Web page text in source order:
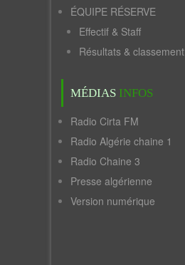
ÉQUIPE RÉSERVE
Effectif & Staff
Résultats & classement
MÉDIAS INFOS
Radio Cirta FM
Radio Algérie chaine 1
Radio Chaine 3
Presse algérienne
Version numérique